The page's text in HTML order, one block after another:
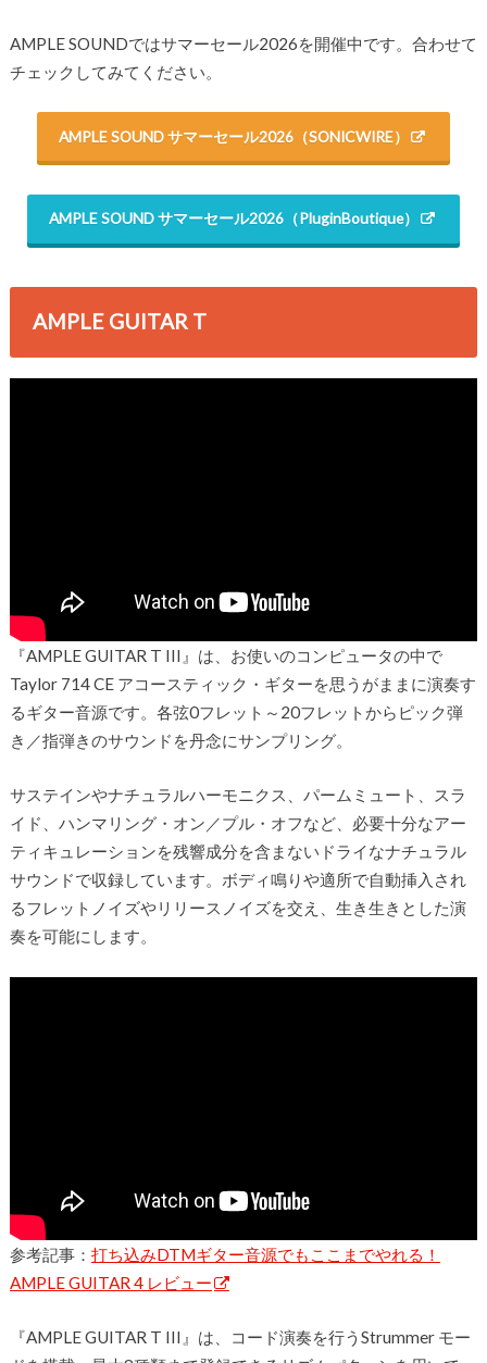
AMPLE SOUNDではサマーセール2026を開催中です。合わせて
チェックしてみてください。
AMPLE SOUND サマーセール2026（SONICWIRE）
AMPLE SOUND サマーセール2026（PluginBoutique）
AMPLE GUITAR T
『AMPLE GUITAR T III』は、お使いのコンピュータの中で
Taylor 714 CE アコースティック・ギターを思うがままに演奏す
るギター音源です。各弦0フレット～20フレットからピック弾
き／指弾きのサウンドを丹念にサンプリング。
サステインやナチュラルハーモニクス、パームミュート、スラ
イド、ハンマリング・オン／プル・オフなど、必要十分なアー
ティキュレーションを残響成分を含まないドライなナチュラル
サウンドで収録しています。ボディ鳴りや適所で自動挿入され
るフレットノイズやリリースノイズを交え、生き生きとした演
奏を可能にします。
参考記事： 打ち込みDTMギター音源でもここまでやれる！
AMPLE GUITAR 4 レビュー
『AMPLE GUITAR T III』は、コード演奏を行うStrummer モー